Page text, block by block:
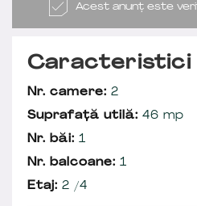
Acest anunț este
Caracteristici
Nr. camere: 2
Suprafață utilă: 46 mp
Nr. băi: 1
Nr. balcoane: 1
Etaj: 2 /4